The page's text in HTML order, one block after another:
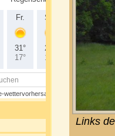
Links